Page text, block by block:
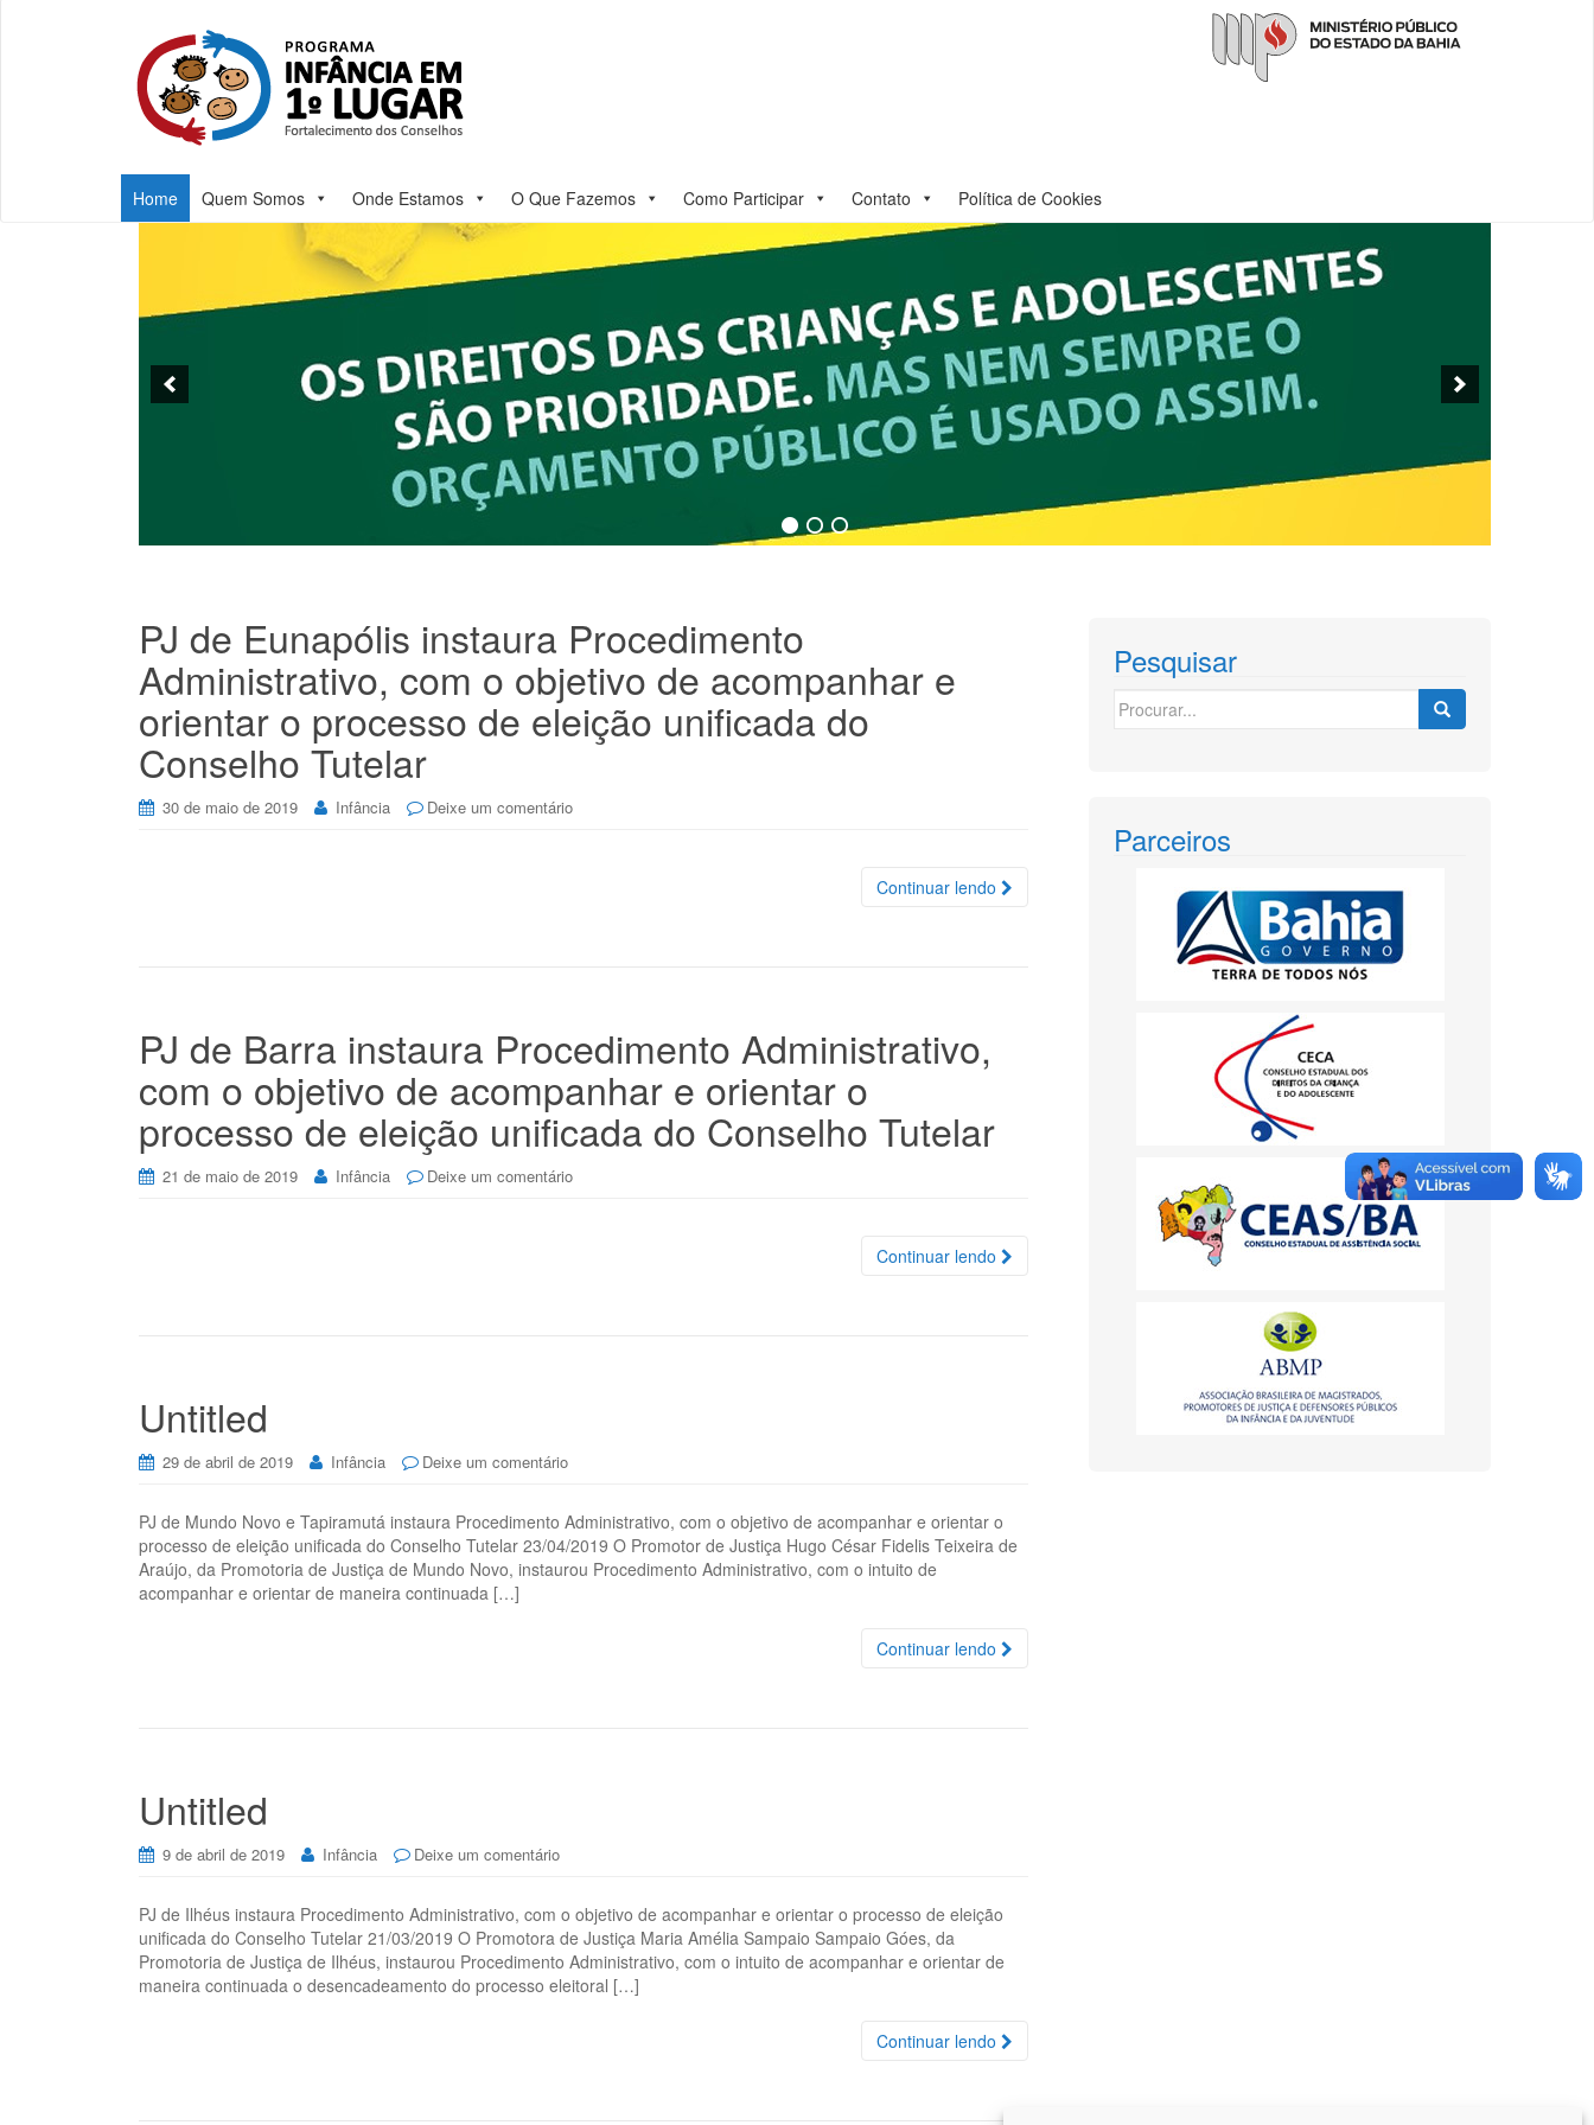
Home Quem Somos Onde Estamos O Que Fazemos Como Participar Contato Política de Cookies
PJ de Eunapólis instaura Procedimento
Administrativo, com o objetivo de acompanhar e
orientar o processo de eleição unificada do
Conselho Tutelar
30 de maio de 2019 Infância Deixe um comentário
Continuar lendo
PJ de Barra instaura Procedimento Administrativo,
com o objetivo de acompanhar e orientar o
processo de eleição unificada do Conselho Tutelar
21 de maio de 2019 Infância Deixe um comentário
Continuar lendo
Untitled
29 de abril de 2019 Infância Deixe um comentário
PJ de Mundo Novo e Tapiramutá instaura Procedimento Administrativo, com o objetivo de acompanhar e orientar o
processo de eleição unificada do Conselho Tutelar 23/04/2019 O Promotor de Justiça Hugo César Fidelis Teixeira de
Araújo, da Promotoria de Justiça de Mundo Novo, instaurou Procedimento Administrativo, com o intuito de
acompanhar e orientar de maneira continuada […]
Continuar lendo
Untitled
9 de abril de 2019 Infância Deixe um comentário
PJ de Ilhéus instaura Procedimento Administrativo, com o objetivo de acompanhar e orientar o processo de eleição
unificada do Conselho Tutelar 21/03/2019 O Promotora de Justiça Maria Amélia Sampaio Sampaio Góes, da
Promotoria de Justiça de Ilhéus, instaurou Procedimento Administrativo, com o intuito de acompanhar e orientar de
maneira continuada o desencadeamento do processo eleitoral […]
Continuar lendo
Pesquisar
Search
for:
Parceiros